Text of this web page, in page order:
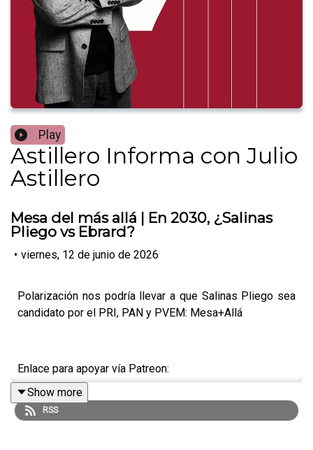
Play
Astillero Informa con Julio
Astillero
Mesa del más allá | En 2030, ¿Salinas
Pliego vs Ebrard?
• viernes, 12 de junio de 2026
Polarización nos podría llevar a que Salinas Pliego sea
candidato por el PRI, PAN y PVEM: Mesa+Allá
Enlace para apoyar vía Patreon:
https://www.patreon.com/julioastillero
Show more
RSS